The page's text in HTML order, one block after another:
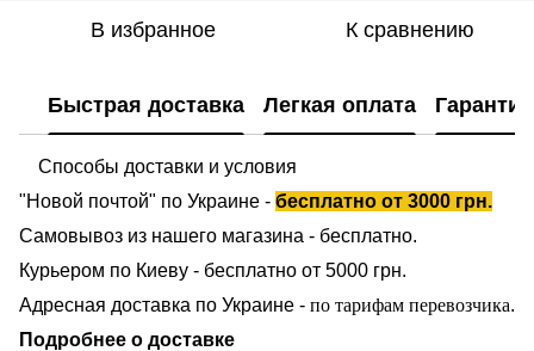
В избранное К сравнению
Быстрая доставка Легкая оплата Гарантия
Способы доставки и условия
"Новой почтой" по Украине - бесплатно от 3000 грн.
Самовывоз из нашего магазина - бесплатно.
Курьером по Киеву - бесплатно от 5000 грн.
Адресная доставка по Украине - по тарифам перевозчика.
Подробнее о доставке